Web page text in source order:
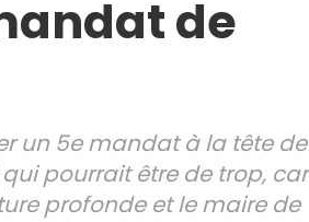
de
un 5e mandat à la tête de
pourrait être de trop, car
profonde et le maire de